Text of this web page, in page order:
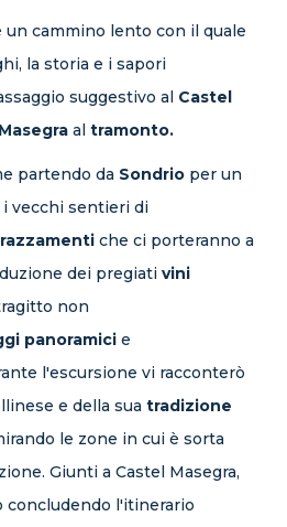
un cammino lento con il quale
la storia e i sapori
suggestivo al Castel
al tramonto.
partendo da Sondrio per un
vecchi sentieri di
che ci porteranno a
dei pregiati vini
non
panoramici e
l'escursione vi racconterò
e della sua tradizione
le zone in cui è sorta
Giunti a Castel Masegra,
concludendo l'itinerario